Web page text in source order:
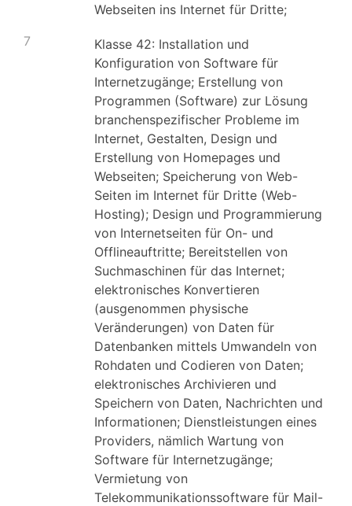
Webseiten ins Internet für Dritte;
7
Klasse 42: Installation und
Konfiguration von Software für
Internetzugänge; Erstellung von
Programmen (Software) zur Lösung
branchenspezifischer Probleme im
Internet, Gestalten, Design und
Erstellung von Homepages und
Webseiten; Speicherung von Web-
Seiten im Internet für Dritte (Web-
Hosting); Design und Programmierung
von Internetseiten für On- und
Offlineauftritte; Bereitstellen von
Suchmaschinen für das Internet;
elektronisches Konvertieren
(ausgenommen physische
Veränderungen) von Daten für
Datenbanken mittels Umwandeln von
Rohdaten und Codieren von Daten;
elektronisches Archivieren und
Speichern von Daten, Nachrichten und
Informationen; Dienstleistungen eines
Providers, nämlich Wartung von
Software für Internetzugänge;
Vermietung von
Telekommunikationssoftware für Mail-